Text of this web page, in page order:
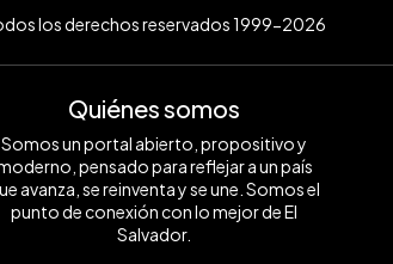
los derechos reservados 1999-2026
Quiénes somos
Somos un portal abierto, propositivo y
pensado para reflejar a un país
avanza, se reinventa y se une. Somos el
punto de conexión con lo mejor de El
Salvador.